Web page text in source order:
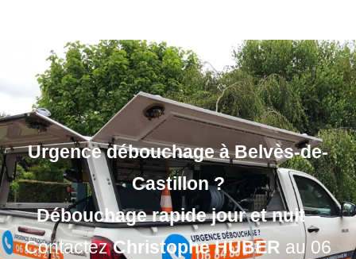
Urgence débouchage à Belvès-de-
Castillon ?
Débouchage rapide jour et nuit–
ContactezChristophe HUBER au 06